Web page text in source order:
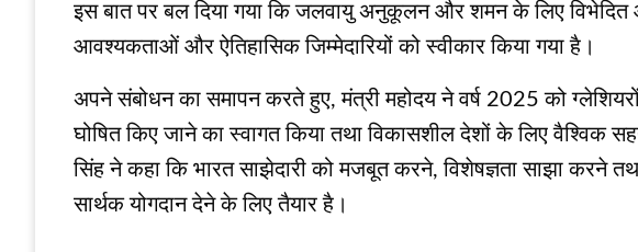
इस बात पर बल दिया गया कि जलवायु अनुकूलन और शमन के लिए विभेदित
आवश्यकताओं और ऐतिहासिक जिम्मेदारियों को स्वीकार किया गया है।
अपने संबोधन का समापन करते हुए, मंत्री महोदय ने वर्ष 2025 को
घोषित किए जाने का स्वागत किया तथा विकासशील देशों के लिए वैश्विक
सिंह ने कहा कि भारत साझेदारी को मजबूत करने, विशेषज्ञता साझा करने
सार्थक योगदान देने के लिए तैयार है।